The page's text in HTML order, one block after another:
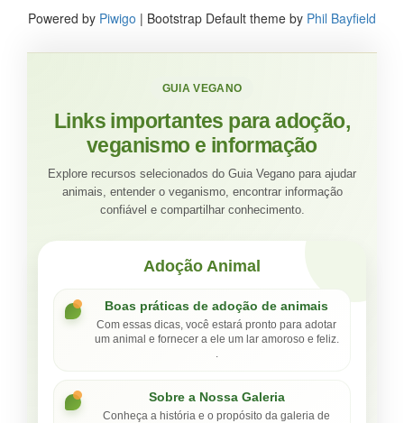
Powered by Piwigo | Bootstrap Default theme by Phil Bayfield
GUIA VEGANO
Links importantes para adoção,
veganismo e informação
Explore recursos selecionados do Guia Vegano para ajudar
animais, entender o veganismo, encontrar informação
confiável e compartilhar conhecimento.
Adoção Animal
Boas práticas de adoção de animais
Com essas dicas, você estará pronto para adotar
um animal e fornecer a ele um lar amoroso e feliz.
.
Sobre a Nossa Galeria
Conheça a história e o propósito da galeria de